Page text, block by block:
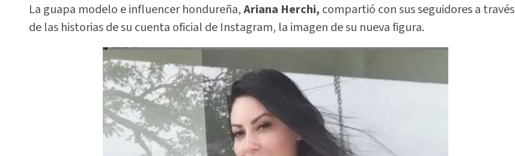
La guapa modelo e influencer hondureña,Ariana Herchi, compartió con sus seguidores a través
de las historias de su cuenta oficial de Instagram, la imagen de su nueva figura.